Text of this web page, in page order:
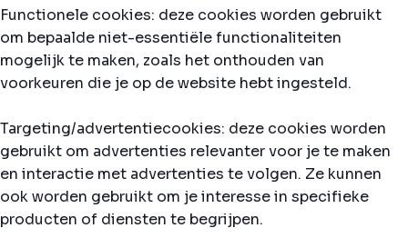
Functionele cookies: deze cookies worden gebruikt
om bepaalde niet-essentiële functionaliteiten
mogelijk te maken, zoals het onthouden van
voorkeuren die je op de website hebt ingesteld.
Targeting/advertentiecookies: deze cookies worden
gebruikt om advertenties relevanter voor je te maken
en interactie met advertenties te volgen. Ze kunnen
ook worden gebruikt om je interesse in specifieke
producten of diensten te begrijpen.